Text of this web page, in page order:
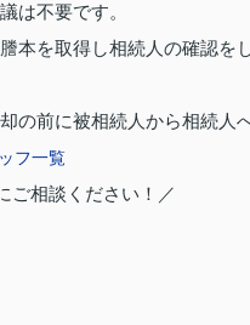
は不要です。
本を取得し相続人の確認を
前に被相続人から相続人
フ一覧
ご相談ください！／